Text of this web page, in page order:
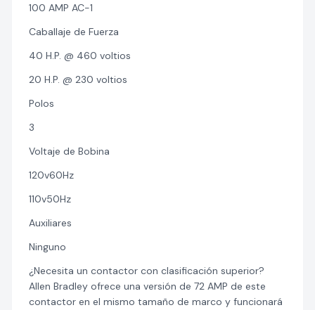
100 AMP AC-1
Caballaje de Fuerza
40 H.P. @ 460 voltios
20 H.P. @ 230 voltios
Polos
3
Voltaje de Bobina
120v60Hz
110v50Hz
Auxiliares
Ninguno
¿Necesita un contactor con clasificación superior?
Allen Bradley ofrece una versión de 72 AMP de este
contactor en el mismo tamaño de marco y funcionará